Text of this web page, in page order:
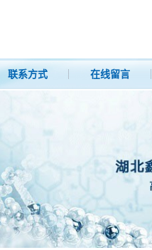
联系方式 在线留言